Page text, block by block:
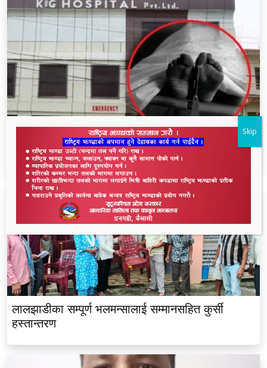
धनगढीको के जी अस्पतालमा मृत्यु प्रकरण: २२ लाखमा
केस रफादफा
लालझाडीका सम्पूर्ण भलमन्सालाई सम्मानसहित कुर्सी
हस्तान्तरण
Skip